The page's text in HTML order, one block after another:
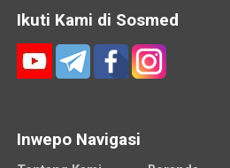
Ikuti Kami di Sosmed
Inwepo Navigasi